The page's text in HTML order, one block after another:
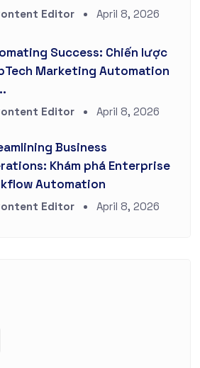
Editor April 8, 2026
Success: Chiến lược
Marketing Automation
Editor April 8, 2026
Business
Khám phá Enterprise
Automation
Editor April 8, 2026